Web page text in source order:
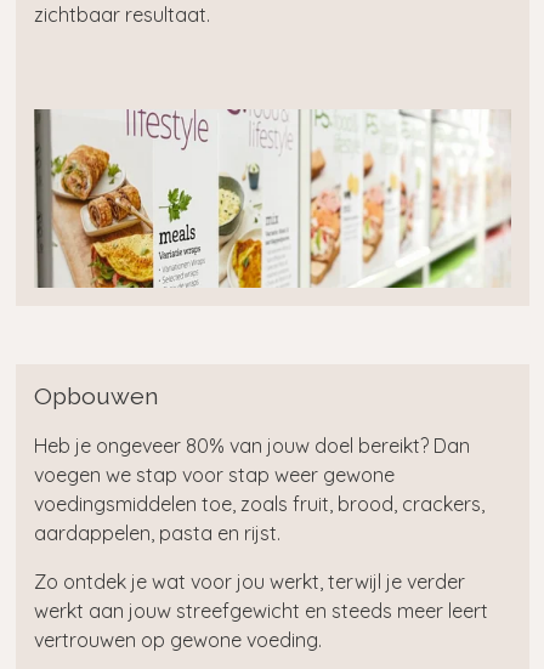
zichtbaar resultaat.
Opbouwen
Heb je ongeveer 80% van jouw doel bereikt? Dan
voegen we stap voor stap weer gewone
voedingsmiddelen toe, zoals fruit, brood, crackers,
aardappelen, pasta en rijst.
Zo ontdek je wat voor jou werkt, terwijl je verder
werkt aan jouw streefgewicht en steeds meer leert
vertrouwen op gewone voeding.